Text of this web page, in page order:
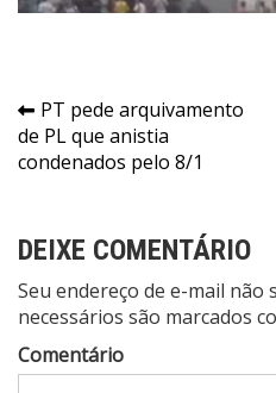
Navegação
de
PT pede arquivamento
de PL que anistia
condenados pelo 8/1
DEIXE COMENTÁRIO
Seu endereço de e-mail não
necessários são marcados
Comentário